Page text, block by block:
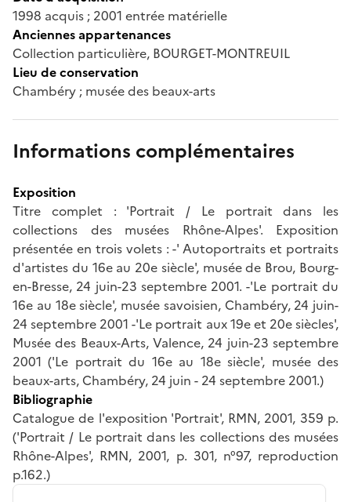
1998 acquis ; 2001 entrée matérielle
Anciennes appartenances
Collection particulière, BOURGET-MONTREUIL
Lieu de conservation
Chambéry ; musée des beaux-arts
Informations complémentaires
Exposition
Titre complet : 'Portrait / Le portrait dans les
collections des musées Rhône-Alpes'. Exposition
présentée en trois volets : -' Autoportraits et portraits
d'artistes du 16e au 20e siècle', musée de Brou, Bourg-
en-Bresse, 24 juin-23 septembre 2001. -'Le portrait du
16e au 18e siècle', musée savoisien, Chambéry, 24 juin-
24 septembre 2001 -'Le portrait aux 19e et 20e siècles',
Musée des Beaux-Arts, Valence, 24 juin-23 septembre
2001 ('Le portrait du 16e au 18e siècle', musée des
beaux-arts, Chambéry, 24 juin - 24 septembre 2001.)
Bibliographie
Catalogue de l'exposition 'Portrait', RMN, 2001, 359 p.
('Portrait / Le portrait dans les collections des musées
Rhône-Alpes', RMN, 2001, p. 301, n°97, reproduction
p.162.)